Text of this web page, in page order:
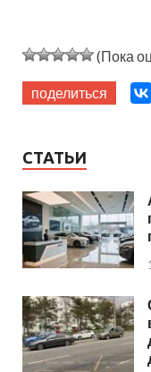
(Пока
поделиться
СТАТЬИ